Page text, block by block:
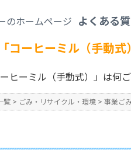
よくある
コーヒーミル（手動
ーヒーミル（手動式）」は何
覧 > ごみ・リサイクル・環境 > 事業ご